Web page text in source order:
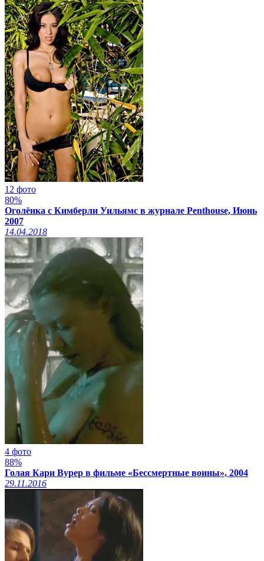
12 фото
80%
Оголёнка с Кимберли Уильямс в журнале Penthouse, Июнь
2007
14.04.2018
4 фото
88%
Голая Кари Вурер в фильме «Бессмертные воины», 2004
29.11.2016